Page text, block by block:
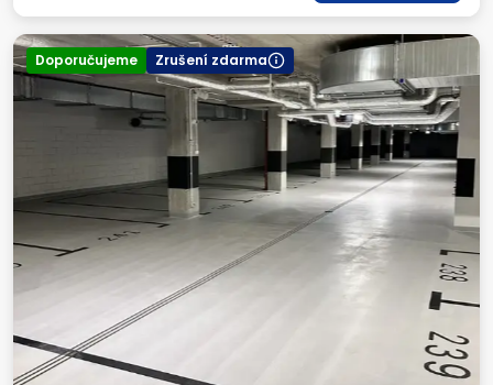
Doporučujeme Zrušení zdarma